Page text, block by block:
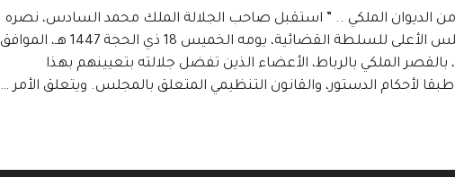
من الديوان الملكي .. ” استقبل صاحب الجلالة الملك محمد السادس، نصره
الله، رئيس المجلس الأعلى للسلطة القضائية، يومه الخميس 18 ذي الحجة 1447 هـ، الموافق
لـ 04 يونيو 2026، بالقصر الملكي بالرباط، الأعضاء الذين تفضل جلالته بتعيينهم بهذا
لأحكام الدستور، والقانون التنظيمي المتعلق بالمجلس. ويتعلق الأمر …